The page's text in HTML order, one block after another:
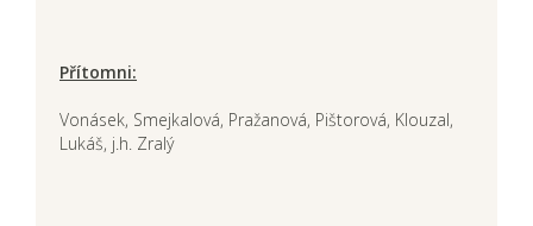
Přítomni:
Vonásek, Smejkalová, Pražanová, Pištorová, Klouzal,
Lukáš, j.h. Zralý